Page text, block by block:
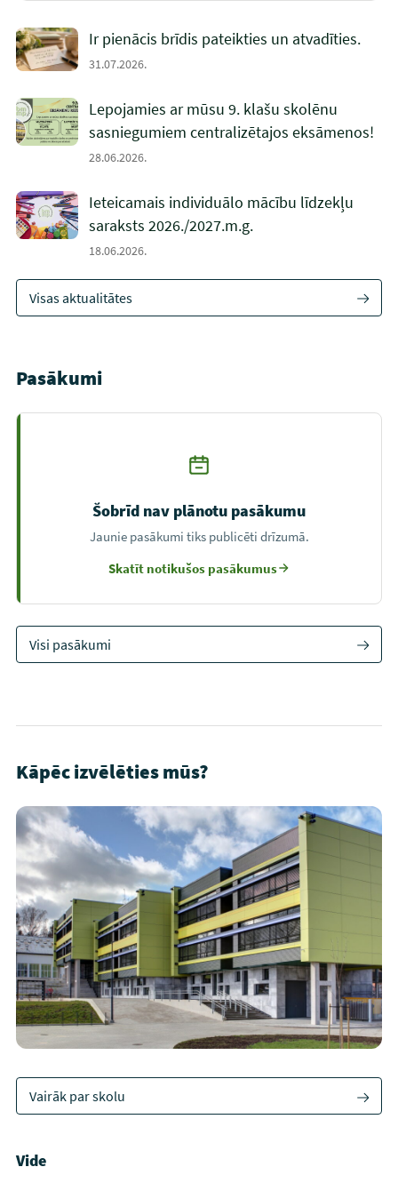
Ir pienācis brīdis pateikties un atvadīties.
31.07.2026.
Lepojamies ar mūsu 9. klašu skolēnu
sasniegumiem centralizētajos eksāmenos!
28.06.2026.
Ieteicamais individuālo mācību līdzekļu
saraksts 2026./2027.m.g.
18.06.2026.
Visas aktualitātes
Pasākumi
Šobrīd nav plānotu pasākumu
Jaunie pasākumi tiks publicēti drīzumā.
Skatīt notikušos pasākumus
Visi pasākumi
Kāpēc izvēlēties mūs?
Vairāk par skolu
Vide